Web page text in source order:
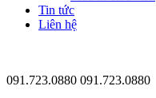
Tin tức
Liên hệ
091.723.0880 091.723.0880